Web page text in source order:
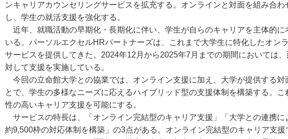
ンキャリアカウンセリングサービスを拡充する。オンラインと対面を組み合
し、学生の就活支援を強化する。
近年、就職活動の早期化・長期化に伴い、学生が自らのキャリアを主体的に
いる。パーソルエクセルHRパートナーズは、これまで大学生に特化したオン
サービスを提供してきた。2024年12月から2025年7月までの期間においては
対して支援を実施している。
今回の立命館大学との協業では、オンライン支援に加え、大学が提供する対
とで、学生の多様なニーズに応えるハイブリッド型の支援体制を構築する。こ
性の高いキャリア支援を可能にする。
サービスの特長は、「オンライン完結型のキャリア支援」「大学との連携に
約9,500枠の対応体制を構築」の3点がある。オンライン完結型のキャリア支